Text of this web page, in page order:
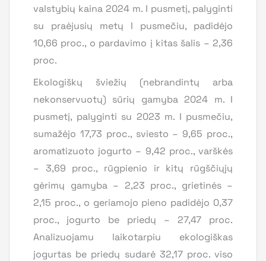
valstybių kaina 2024 m. I pusmetį, palyginti
su praėjusių metų I pusmečiu, padidėjo
10,66 proc., o pardavimo į kitas šalis – 2,36
proc.
Ekologiškų šviežių (nebrandintų arba
nekonservuotų) sūrių gamyba 2024 m. I
pusmetį, palyginti su 2023 m. I pusmečiu,
sumažėjo 17,73 proc., sviesto – 9,65 proc.,
aromatizuoto jogurto – 9,42 proc., varškės
– 3,69 proc., rūgpienio ir kitų rūgščiųjų
gėrimų gamyba – 2,23 proc., grietinės –
2,15 proc., o geriamojo pieno padidėjo 0,37
proc., jogurto be priedų – 27,47 proc.
Analizuojamu laikotarpiu ekologiškas
jogurtas be priedų sudarė 32,17 proc. viso